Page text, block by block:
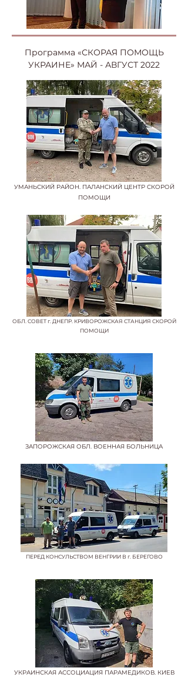
Программа «СКОРАЯ ПОМОЩЬ
УКРАИНЕ» МАЙ - АВГУСТ 2022
УМАНЬСКИЙ РАЙОН. ПАЛАНСКИЙ ЦЕНТР СКОРОЙ
ПОМОЩИ
ОБЛ. СОВЕТ г. ДНЕПР. КРИВОРОЖСКАЯ СТАНЦИЯ СКОРОЙ
ПОМОЩИ
ЗАПОРОЖСКАЯ ОБЛ. ВОЕННАЯ БОЛЬНИЦА
ПЕРЕД КОНСУЛЬСТВОМ ВЕНГРИИ В г. БЕРЕГОВО
УКРАИНСКАЯ АССОЦИАЦИЯ ПАРАМЕДИКОВ. КИЕВ